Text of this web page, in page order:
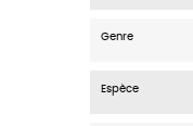
Genre
Espèce